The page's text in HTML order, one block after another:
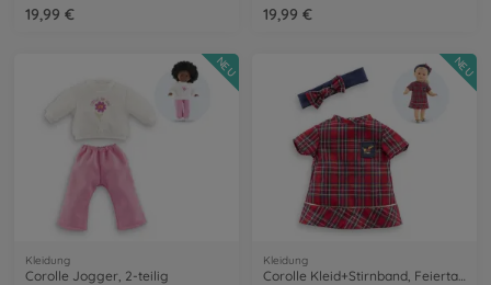
19,99 €
19,99 €
Kleidung
Corolle Jogger, 2-teilig
NEU
Kleidung
NEU